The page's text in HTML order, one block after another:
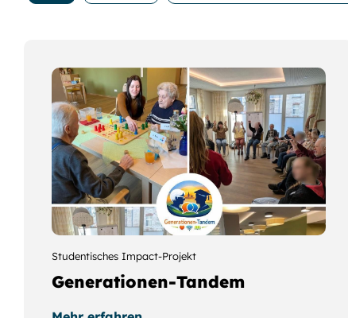
Studentisches Impact-Projekt
Generationen-Tandem